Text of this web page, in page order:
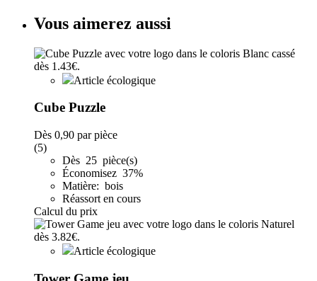
Vous aimerez aussi
Article écologique
Cube Puzzle
Dès 0,90 par pièce
(5)
Dès 25 pièce(s)
Économisez 37%
Matière: bois
Réassort en cours
Calcul du prix
Article écologique